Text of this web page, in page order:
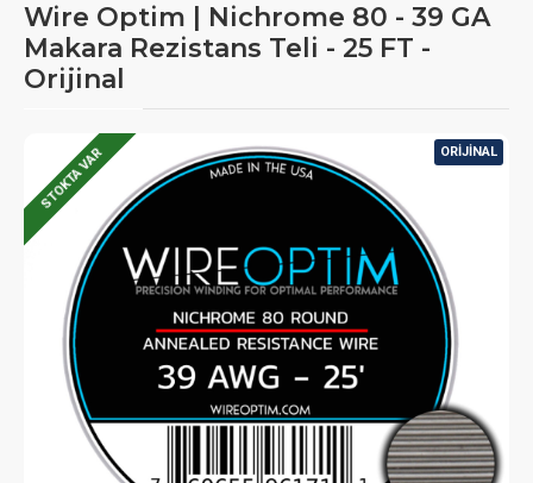
Wire Optim | Nichrome 80 - 39 GA
Makara Rezistans Teli - 25 FT -
Orijinal
STOKTA VAR ORIJINAL